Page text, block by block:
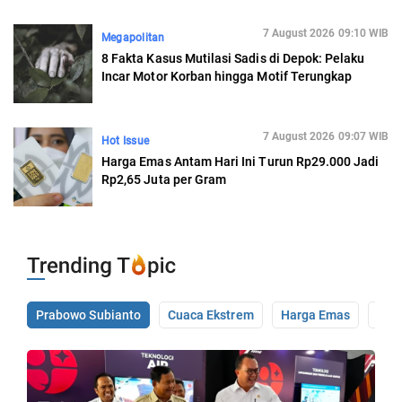
Megapolitan 7 August 2026 09:10 WIB
8 Fakta Kasus Mutilasi Sadis di Depok: Pelaku
Incar Motor Korban hingga Motif Terungkap
Hot Issue 7 August 2026 09:07 WIB
Harga Emas Antam Hari Ini Turun Rp29.000 Jadi
Rp2,65 Juta per Gram
Prabowo Subianto Cuaca Ekstrem Harga Emas